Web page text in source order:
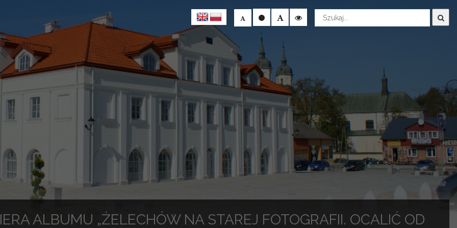
Wyszukaj
ALBUMU „ŻELECHÓW NA STAREJ FOTOGRAFII. OCALIĆ OD